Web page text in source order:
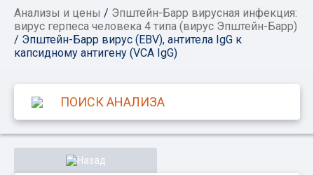
Анализы и цены / Эпштейн-Барр вирусная инфекция:
вирус герпеса человека 4 типа (вирус Эпштейн-Барр)
/ Эпштейн-Барр вирус (EBV), антитела IgG к
капсидному антигену (VCA IgG)
Назад